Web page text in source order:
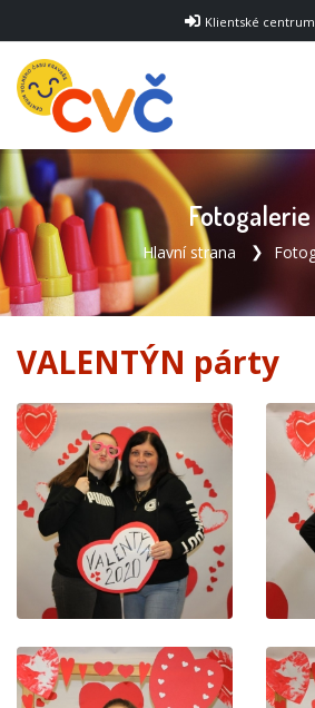
Klientské centrum
Fotogalerie
Hlavní strana
VALENTÝN párty